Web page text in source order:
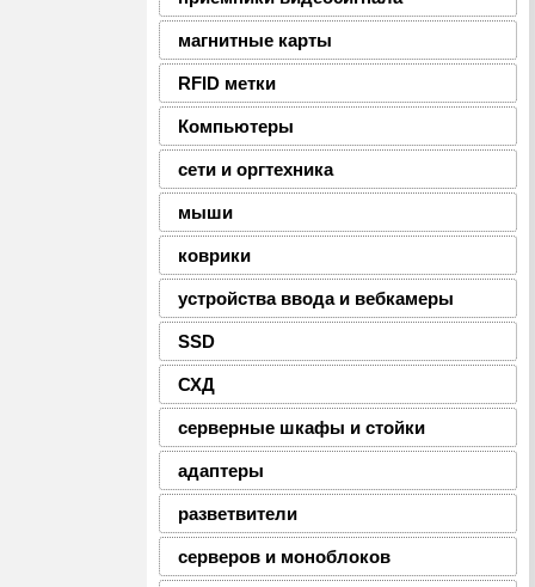
магнитные карты
RFID метки
Компьютеры
сети и оргтехника
мыши
коврики
устройства ввода и вебкамеры
SSD
СХД
серверные шкафы и стойки
адаптеры
разветвители
серверов и моноблоков